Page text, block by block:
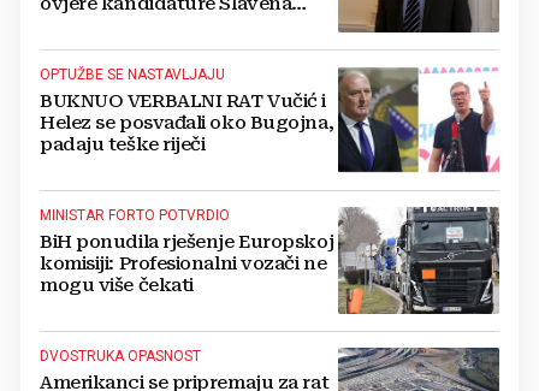
OPTUŽBE SE NASTAVLJAJU
BUKNUO VERBALNI RAT Vučić i
Helez se posvađali oko Bugojna,
padaju teške riječi
MINISTAR FORTO POTVRDIO
BiH ponudila rješenje Europskoj
komisiji: Profesionalni vozači ne
mogu više čekati
DVOSTRUKA OPASNOST
Amerikanci se pripremaju za rat